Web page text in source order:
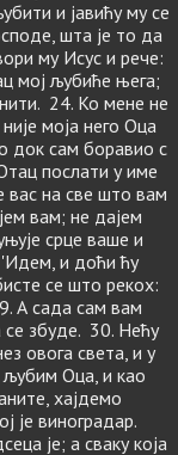
и јавићу му се
шта је то да
му Исус и рече:
мој љубиће њега;
24. Ко мене не
моја него Оца
док сам боравио с
послати у име
вас на све што вам
вам; не дајем
срце ваше и
'Идем, и доћи ћу
се што рекох:
А сада сам вам
се збуде. 30. Нећу
овога света, и у
Оца, и као
хајдемо
је виноградар.
је; а сваку која